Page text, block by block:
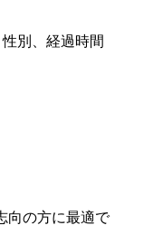
別、経過時間
向の方に最適で